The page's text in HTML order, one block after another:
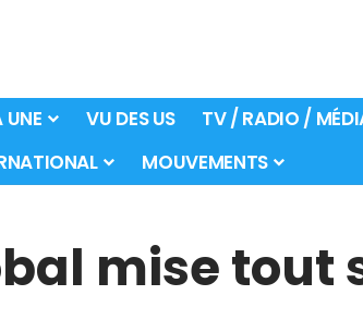
UNE VU DES US TV / RADIO /
MOUVEMENTS
mise